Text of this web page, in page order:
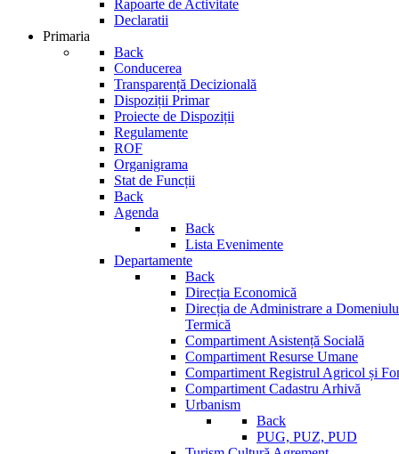
Rapoarte de Activitate
Declaratii
Primaria
Back
Conducerea
Transparență Decizională
Dispoziții Primar
Proiecte de Dispoziții
Regulamente
ROF
Organigrama
Stat de Funcții
Back
Agenda
Back
Lista Evenimente
Departamente
Back
Direcția Economică
Direcția de Administrare a
Termică
Compartiment Asistență Socială
Compartiment Resurse Umane
Compartiment Registrul Agricol și
Compartiment Cadastru Arhivă
Urbanism
Back
PUG, PUZ, PUD